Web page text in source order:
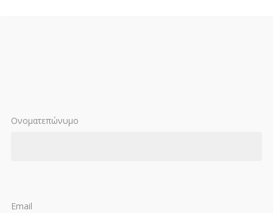
Ονοματεπώνυμο
Email